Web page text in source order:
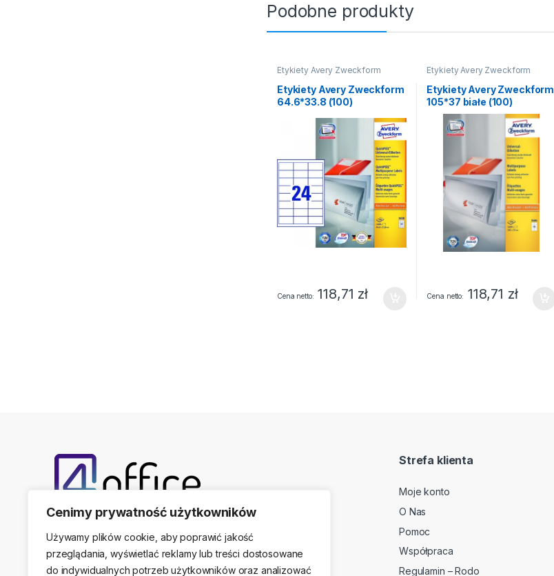
Cenimy prywatność użytkowników
Używamy plików cookie, aby poprawić jakość
przeglądania, wyświetlać reklamy lub treści dostosowane
do indywidualnych potrzeb użytkowników oraz analizować
Podobne produkty
Etykiety Avery Zweckform
Etykiety Avery Zweckform
64.6*33.8 (100)
Cena netto 118,71 zł
Etykiety Avery Zweckform
Etykiety Avery Zweckform
105*37 białe (100)
Cena netto 118,71 zł
Telefon kontaktowy
(22) 761-17-50, 509 474 442
Strefa klienta
Moje konto
O Nas
Pomoc
Współpraca
Regulamin – Rodo